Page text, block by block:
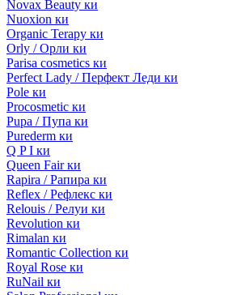
Novax Beauty ки
Nuoxion ки
Organic Terapy ки
Orly / Орли ки
Parisa cosmetics ки
Perfect Lady / Перфект Леди ки
Pole ки
Procosmetic ки
Pupa / Пупа ки
Purederm ки
Q P I ки
Queen Fair ки
Rapira / Рапира ки
Reflex / Рефлекс ки
Relouis / Релуи ки
Revolution ки
Rimalan ки
Romantic Collection ки
Royal Rose ки
RuNail ки